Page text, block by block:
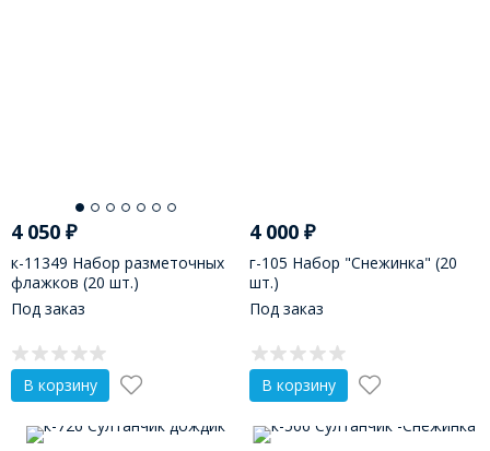
4 050 ₽
к-11349 Набор разметочных
флажков (20 шт.)
Под заказ
В корзину
4 000₽
г-105 Набор "Снежинка" (20
шт.)
Под заказ
В корзину